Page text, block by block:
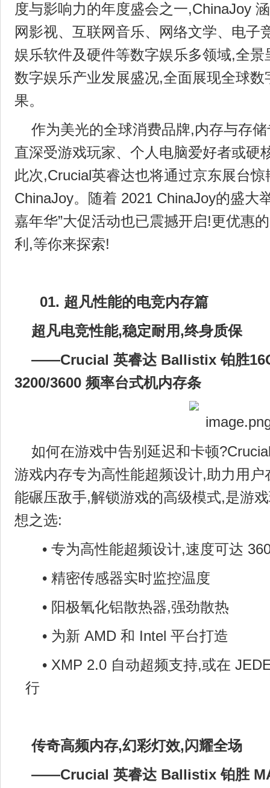
度与影响力的年度盛会之一,ChinaJoy
网影视、互联网音乐、网络文学、电子
娱乐软件及硬件等数字娱乐多领域,全
数字娱乐产业发展盛况,全面展现全球
果。
作为美光的全球消费品牌,内存与存
直深受游戏玩家、个人电脑爱好者或硬
此次,Crucial英睿达也将通过京东展台惊
ChinaJoy。随着 2021 ChinaJoy的盛大
嘉年华”大促活动也已震撼开启!更优惠
利,等你来探索!
01. 超凡性能的电竞内存篇
超凡电竞性能,稳定耐用,终身质保
——Crucial 英睿达 Ballistix 铂胜
3200/3600 频率台式机内存条
如何在游戏中告别延迟和卡顿
游戏内存专为高性能超频设计,助力用
能碾压敌手,解锁游戏的高级模式,是游
想之选:
• 专为高性能超频设计,速度可达
• 精密传感器实时监控温度
• 阳极氧化铝散热器,强劲散热
• 为新 AMD 和 Intel 平台打造
• XMP 2.0 自动超频支持,或在
行
传奇高频内存,幻彩灯效,闪耀全场
——Crucial 英睿达 Ballistix 铂胜